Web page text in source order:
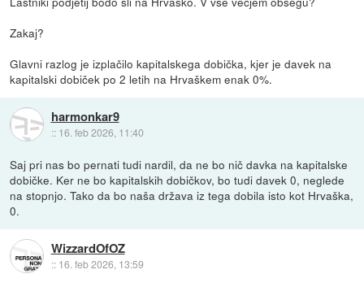
Zakaj?
Glavni razlog je izplačilo kapitalskega dobička, kjer je davek na
kapitalski dobiček po 2 letih na Hrvaškem enak 0%.
harmonkar9
:: 16. feb 2026, 11:40
Saj pri nas bo pernati tudi nardil, da ne bo nič davka na kapitalske
dobičke. Ker ne bo kapitalskih dobičkov, bo tudi davek 0, neglede
na stopnjo. Tako da bo naša država iz tega dobila isto kot Hrvaška,
0.
WizzardOfOZ
:: 16. feb 2026, 13:59